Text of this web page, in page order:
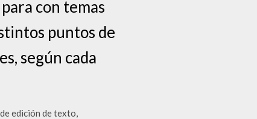
con temas
puntos de
según cada
edición de texto,